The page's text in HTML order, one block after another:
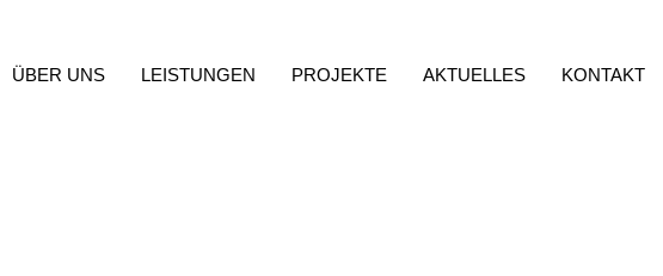
ÜBER UNS LEISTUNGEN PROJEKTE AKTUELLES KONTAKT